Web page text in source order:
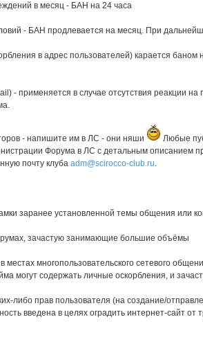
в месяц - БАН на 24 часа
- БАН продлевается на месяц. При
в адрес пользователей) карается баном
- применяется в случае отсутствия реакции
- напишите им в ЛС - они няши
Любые
Форума в ЛС с детальным описанием
почту клуба adm@scirocco-club.ru.
заранее установленной темы общения или
зачастую занимающие большие объёмы
многопользовательского сетевого
могут содержать личные оскорбления, и
либо прав пользователя (на создание/
введена в целях оградить интернет-сайт